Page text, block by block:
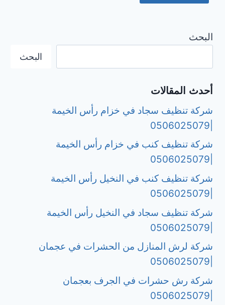
البحث
البحث
أحدث المقالات
شركة تنظيف سجاد في خزام رأس الخيمة
شركة تنظيف كنب في خزام رأس الخيمة
شركة تنظيف كنب في النخيل رأس الخيمة
شركة تنظيف سجاد في النخيل رأس الخيمة
شركة لرش المنازل من الحشرات في عجمان
شركة رش حشرات في الجرف بعجمان